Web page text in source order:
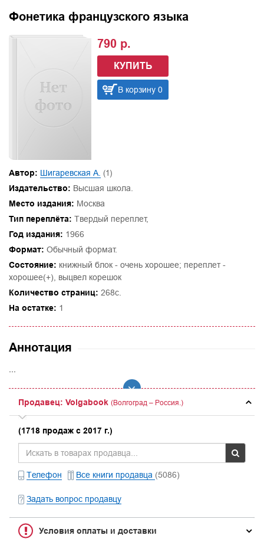
Фонетика французского языка
790 р.
КУПИТЬ
В корзину 0
Автор: Шигаревская А. (1)
Издательство: Высшая школа.
Место издания: Москва
Тип переплёта: Твердый переплет,
Год издания: 1966
Формат: Обычный формат.
Состояние: книжный блок - очень хорошее; переплет -
хорошее(+), выцвел корешок
Количество страниц: 268с.
На остатке: 1
Аннотация
...
Продавец: Volgabook (Волгоград – Россия.)
(1718 продаж с 2017 г.)
Телефон Все книги продавца (5086)
Задать вопрос продавцу
Условия оплаты и доставки